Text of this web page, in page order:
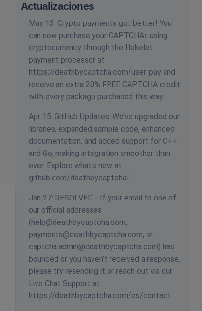
Actualizaciones
May 13: Crypto payments got better! You
can now purchase your CAPTCHAs using
cryptocurrency through the Hekelet
payment processor at
https://deathbycaptcha.com/user-pay and
receive an extra 20% FREE CAPTCHA credit
with every package purchased this way.
Apr 15: GitHub Updates: We’ve upgraded our
libraries, expanded sample code, enhanced
documentation, and added support for C++
and Go, making integration smoother than
ever. Explore what’s new at
github.com/deathbycaptcha!
Jan 27: RESOLVED - If your email to one of
our official addresses
(help@deathbycaptcha.com,
payments@deathbycaptcha.com, or
captcha.admin@deathbycaptcha.com) has
bounced or you haven’t received a response,
please try resending it or reach out via our
Live Chat Support at
https://deathbycaptcha.com/es/contact.